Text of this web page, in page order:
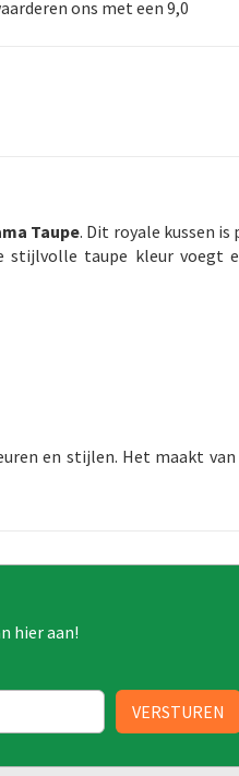
ons met een 9,0
Taupe. Dit royale kussen
taupe kleur voegt
en stijlen. Het maakt
hier aan!